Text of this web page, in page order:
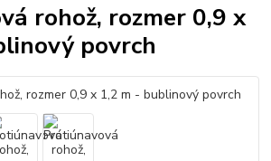
rohož, rozmer 0,9 x
povrch